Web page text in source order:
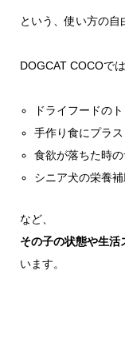
という、使い方の自
DOGCAT COCOでは
ドライフードの
手作り食にプラス
食欲が落ちた時の
シニア犬の栄養補
など、
その子の状態や生活
います。